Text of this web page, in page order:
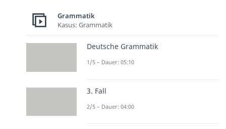
Grammatik
Kasus: Grammatik
Deutsche Grammatik
1/5 – Dauer: 05:10
3. Fall
2/5 – Dauer: 04:00